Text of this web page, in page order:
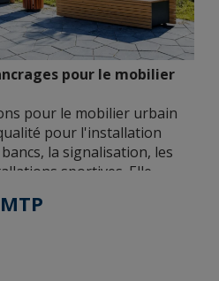
pour le mobilier
pour le mobilier urbain
pour l'installation
la signalisation, les
sportives. Elle
chimiques et
homologations,
MTP